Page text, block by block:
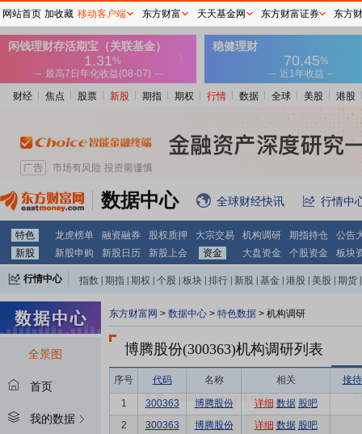
财经 焦点 股票 新股 期指 期权 行情 数据 全球 美股 港股
数据中心 全球财经快讯 行情中
特色 龙虎榜单 融资融券 股权质押 大宗交易 机构调研 期指持仓
公告
新股
新股申购 新股日历 新股上会 资金 大盘资金 个股资金 板块
行情中心 指数 期指 期权 个股 板块 排行 新股 基金 港股 美股 期货
全景图
首页
我的数据
东方财富网 > 数据中心 > 特色数据 > 机构调研
博腾股份(300363)机构调研列表
序号 代码 名称 相关 接
1 300363 博腾股份 详细 数据 股吧
2
300363 博腾股份 详细 数据 股吧
网站首页 加收藏 移动客户端 东方财富 天天基金网 东方财富证券 东方